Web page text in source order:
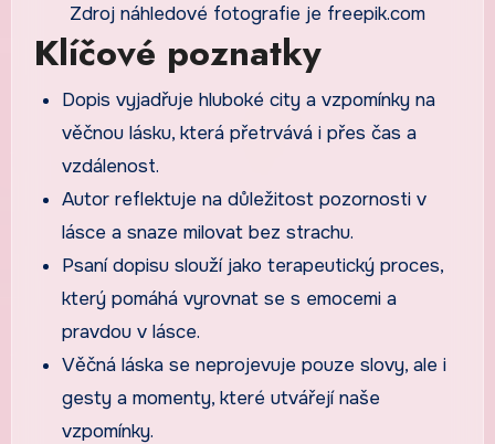
Zdroj náhledové fotografie je freepik.com
Klíčové poznatky
Dopis vyjadřuje hluboké city a vzpomínky na
věčnou lásku, která přetrvává i přes čas a
vzdálenost.
Autor reflektuje na důležitost pozornosti v
lásce a snaze milovat bez strachu.
Psaní dopisu slouží jako terapeutický proces,
který pomáhá vyrovnat se s emocemi a
pravdou v lásce.
Věčná láska se neprojevuje pouze slovy, ale i
gesty a momenty, které utvářejí naše
vzpomínky.